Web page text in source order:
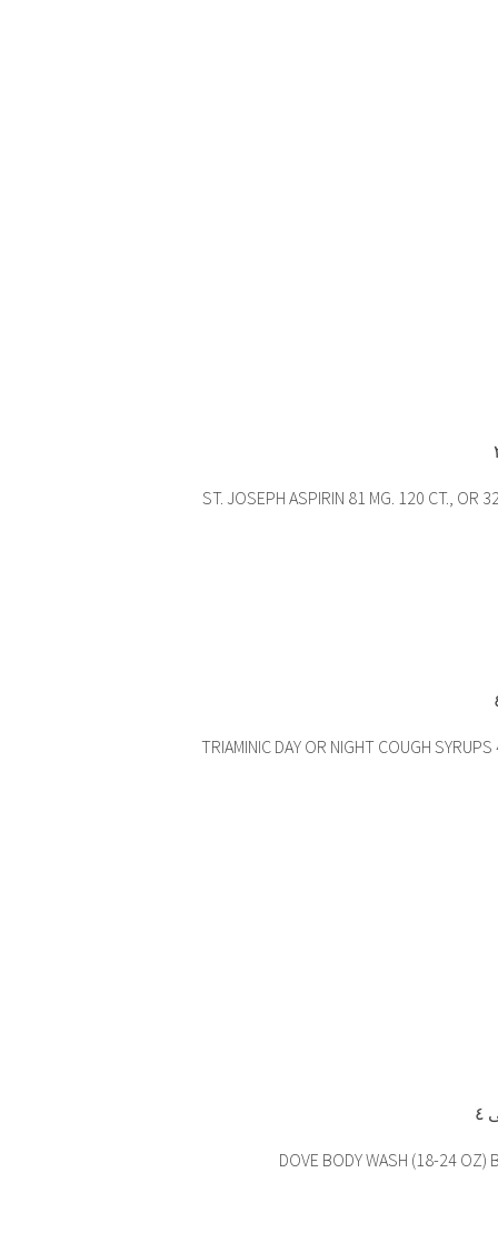
ST. JOSEPH ASPIRIN 81 MG. 120 CT., OR
TRIAMINIC DAY OR NIGHT COUGH
DOVE BODY WASH (18-24 OZ)